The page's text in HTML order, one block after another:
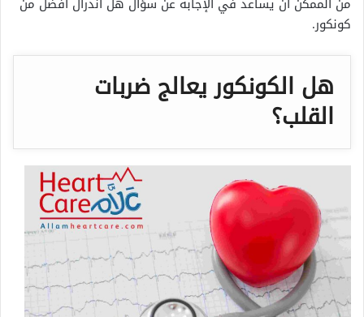
كونكور.
هل الكونكور يعالج ضربات
القلب؟